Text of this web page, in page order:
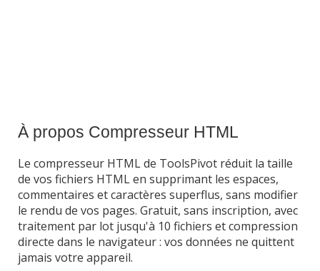
À propos Compresseur HTML
Le compresseur HTML de ToolsPivot réduit la taille
de vos fichiers HTML en supprimant les espaces,
commentaires et caractères superflus, sans modifier
le rendu de vos pages. Gratuit, sans inscription, avec
traitement par lot jusqu'à 10 fichiers et compression
directe dans le navigateur : vos données ne quittent
jamais votre appareil.